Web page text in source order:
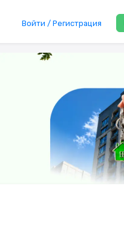
Войти / Регистрация